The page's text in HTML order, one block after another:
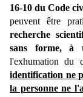
16-10 du Code
peuvent être
recherche
sans forme, à
l'exhumation du
identification ne
la personne ne